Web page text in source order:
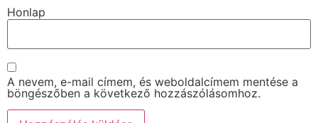
Honlap
A nevem, e-mail címem, és weboldalcímem mentése a
böngészőben a következő hozzászólásomhoz.